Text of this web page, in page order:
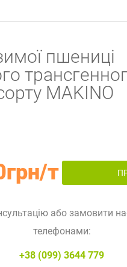
пшениці
MAKINO
т
або замовити
телефонами:
+38 (099) 3644 779